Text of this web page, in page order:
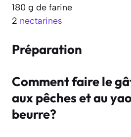
180 g de farine
2 nectarines
Préparation
Comment faire le
aux pêches et au
beurre?